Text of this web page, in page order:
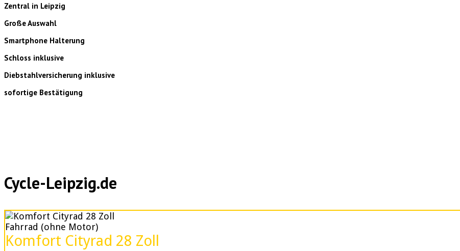
Zentral in Leipzig
Große Auswahl
Smartphone Halterung
Schloss inklusive
Diebstahlversicherung inklusive
sofortige Bestätigung
Cycle-Leipzig.de
Fahrrad (ohne Motor)
Komfort Cityrad 28 Zoll